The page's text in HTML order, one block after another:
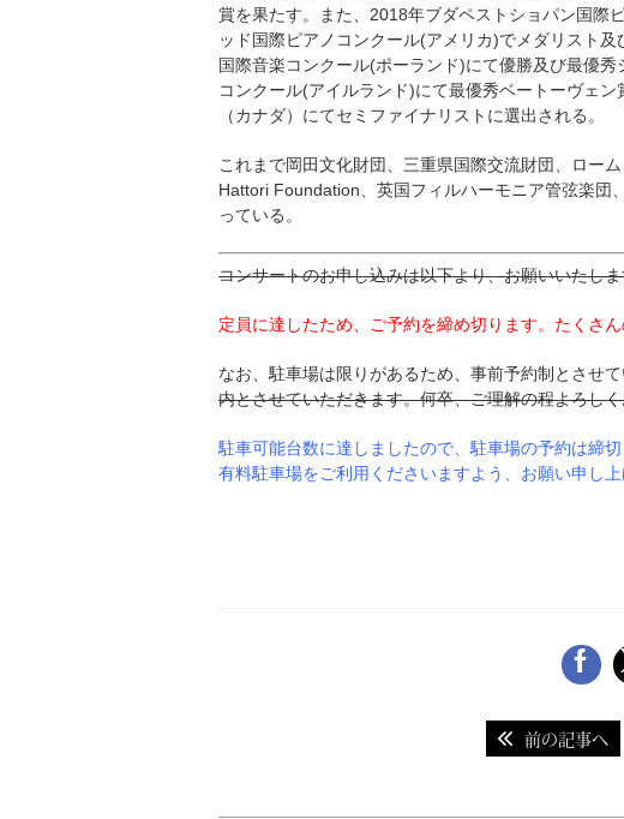
賞を果たす。また、2018年ブダペストショパン国際
ッド国際ピアノコンクール(アメリカ)でメダリスト
国際音楽コンクール(ポーランド)にて優勝及び最優
コンクール(アイルランド)にて最優秀ベートーヴェ
（カナダ）にてセミファイナリストに選出される。
これまで岡田文化財団、三重県国際交流財団、ロー
Hattori Foundation、英国フィルハーモニア管弦楽団
っている。
コンサートのお申し込みは以下より、お願いいたし
定員に達したため、ご予約を締め切ります。たくさ
なお、駐車場は限りがあるため、事前予約制とさせて
内とさせていただきます。何卒、ご理解の程よろし
駐車可能台数に達しましたので、駐車場の予約は締
有料駐車場をご利用くださいますよう、お願い申し上
前の記事へ